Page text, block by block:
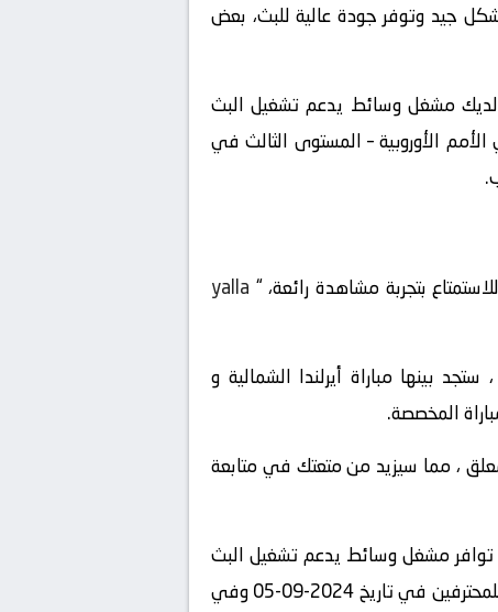
جيد وتوفر جودة عالية للبث، بعض
لديك مشغل وسائط يدعم تشغيل البث
الأوروبية – المستوى الثالث في
بتجربة مشاهدة رائعة، “ yalla
” واستعرض قائمة المباريات المباشرة المتاحة في تاريخ 2024-09-05 ، ستجد بينها مباراة أيرلندا الشمالية و
المخصصة.
، مما سيزيد من متعتك في متابعة
توافر مشغل وسائط يدعم تشغيل البث
المباشر، استمتع بمشاهدة المباراة المثيرة بين أيرلندا الشمالية و لوكسمبورج في بطولة الدوري السعودي للمحترفين في تاريخ 2024-09-05 وفي